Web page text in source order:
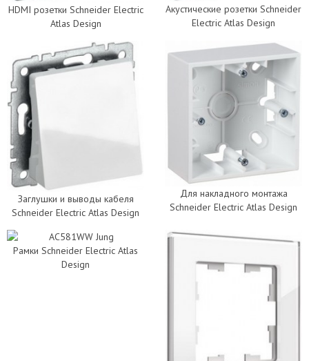
HDMI розетки Schneider Electric
Atlas Design
Акустические розетки Schneider
Electric Atlas Design
Заглушки и выводы кабеля
Schneider Electric Atlas Design
Для накладного монтажа
Schneider Electric Atlas Design
Рамки Schneider Electric Atlas
Design